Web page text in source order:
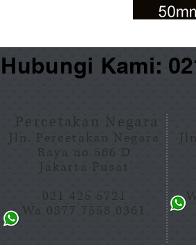
Kami:
Percetakan Negara
Jln. Percetakan Negara
Raya no 566 D
Jakarta Pusat
021 425 5721
Wa 0877 7558 0361